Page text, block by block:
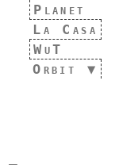
Planet
La Casa
WuT
Orbit